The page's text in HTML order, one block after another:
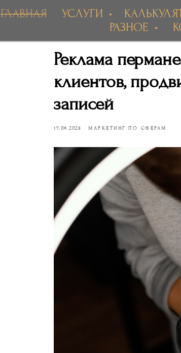
ГЛАВНАЯ УСЛУГИ
РАЗНОЕ
Реклама
клиентов,
записей
17.06.2025 МАРКЕТИНГ ПО СФЕРАМ